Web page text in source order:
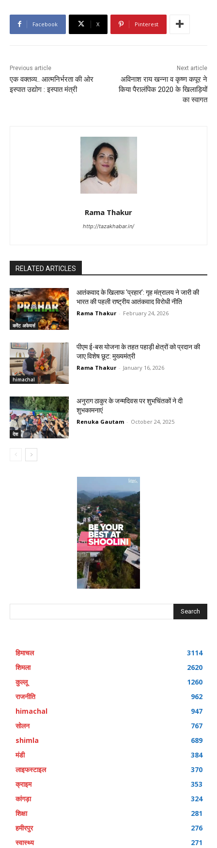
Facebook X Pinterest
Previous article
एक वक्तव्य.. आत्मनिर्भरता की ओर
इस्पात उद्योग : इस्पात मंत्री
Next article
अविनाश राय खन्ना व कृष्ण कपूर ने
किया पैरालंपिक 2020 के खिलाड़ियों
का स्वागत
Rama Thakur
http://tazakhabar.in/
RELATED ARTICLES
करेंट अफेयर्स
आतंकवाद के खिलाफ ‘प्रहार’: गृह मंत्रालय ने जारी की
भारत की पहली राष्ट्रीय आतंकवाद विरोधी नीति
Rama Thakur - February 24, 2026
himachal
पीएम ई-बस योजना के तहत पहाड़ी क्षेत्रों को प्रदान की
जाए विशेष छूट: मुख्यमंत्री
Rama Thakur - January 16, 2026
देश
अनुराग ठाकुर के जन्मदिवस पर शुभचिंतकों ने दी
शुभकामनाएं
Renuka Gautam - October 24, 2025
Search
हिमाचल
3114
शिमला
2620
कुल्लू
1260
राजनीति
962
himachal
947
सोलन
767
shimla
689
मंडी
384
लाइफस्टाइल
370
क्राइम
353
कांगड़ा
324
शिक्षा
281
हमीरपुर
276
स्वास्थ्य
271